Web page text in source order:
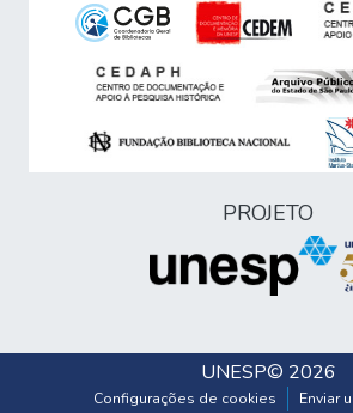
PROJETO
UNESP© 2026
Configurações de cookies Enviar